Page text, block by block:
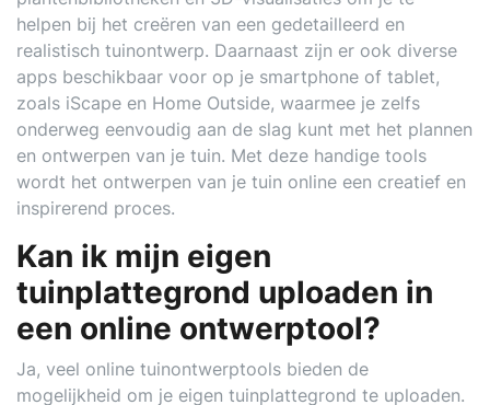
helpen bij het creëren van een gedetailleerd en
realistisch tuinontwerp. Daarnaast zijn er ook diverse
apps beschikbaar voor op je smartphone of tablet,
zoals iScape en Home Outside, waarmee je zelfs
onderweg eenvoudig aan de slag kunt met het plannen
en ontwerpen van je tuin. Met deze handige tools
wordt het ontwerpen van je tuin online een creatief en
inspirerend proces.
Kan ik mijn eigen
tuinplattegrond uploaden in
een online ontwerptool?
Ja, veel online tuinontwerptools bieden de
mogelijkheid om je eigen tuinplattegrond te uploaden.